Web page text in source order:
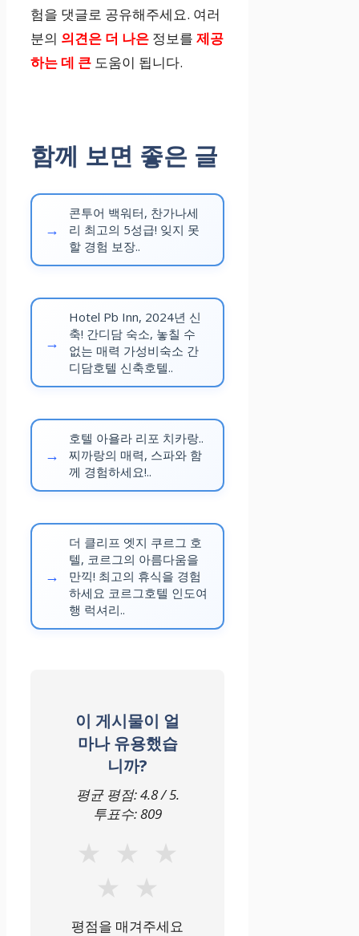
험을 댓글로 공유해주세요. 여러
분의 의견은 더 나은 정보를 제공
하는 데 큰 도움이 됩니다.
함께 보면 좋은 글
콘투어 백워터, 찬가나세
리 최고의 5성급! 잊지 못
할 경험 보장..
Hotel Pb Inn, 2024년 신
축! 간디담 숙소, 놓칠 수
없는 매력 가성비숙소 간
디담호텔 신축호텔..
호텔 아욜라 리포 치카랑..
찌까랑의 매력, 스파와 함
께 경험하세요!..
더 클리프 엣지 쿠르그 호
텔, 코르그의 아름다움을
만끽! 최고의 휴식을 경험
하세요 코르그호텔 인도여
행 럭셔리..
이 게시물이 얼
마나 유용했습
니까?
평균 평점:4.8/ 5.
투표수:809
★ ★
★
★
★
평점을 매겨주세요